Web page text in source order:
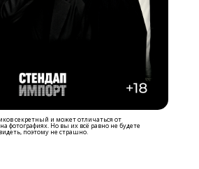
секретный и может отличаться от
фотографиях. Но вы их всё равно не будете
видеть, поэтому не страшно.